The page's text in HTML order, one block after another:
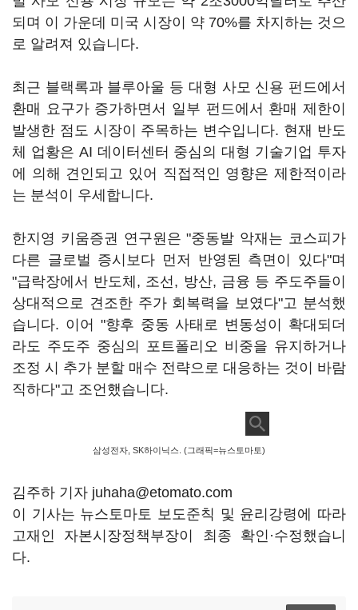
되며 이 가운데 미국 시장이 약 70%를 차지하는 것으
로 알려져 있습니다.
최근 블랙록과 블루아울 등 대형 사모 신용 펀드에서
환매 요구가 증가하면서 일부 펀드에서 환매 제한이
발생한 점도 시장이 주목하는 변수입니다. 현재 반도
체 업황은 AI 데이터센터 중심의 대형 기술기업 투자
에 의해 견인되고 있어 직접적인 영향은 제한적이라
는 분석이 우세합니다.
한지영 키움증권 연구원은 "중동발 악재는 코스피가
다른 글로벌 증시보다 먼저 반영된 측면이 있다"며
"급락장에서 반도체, 조선, 방산, 금융 등 주도주들이
상대적으로 견조한 주가 회복력을 보였다"고 분석했
습니다. 이어 "향후 중동 사태로 변동성이 확대되더
라도 주도주 중심의 포트폴리오 비중을 유지하거나
조정 시 추가 분할 매수 전략으로 대응하는 것이 바람
직하다"고 조언했습니다.
삼성전자, SK하이닉스. (그래픽=뉴스토마토)
김주하 기자 juhaha@etomato.com
이 기사는 뉴스토마토 보도준칙 및 윤리강령에 따라
고재인 자본시장정책부장이 최종 확인·수정했습니
다.